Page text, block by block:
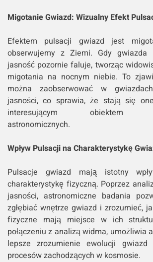
Migotanie Gwiazd: Wizualny Efekt
Efektem pulsacji gwiazd jest
obserwujemy z Ziemi. Gdy gwiazda
jasność pozornie faluje, tworząc
migotania na nocnym niebie. To
można zaobserwować w
jasności, co sprawia, że stają się
interesującym obiektem
astronomicznych.
Wpływ Pulsacji na Charakterystykę
Pulsacje gwiazd mają istotny
charakterystykę fizyczną. Poprzez
jasności, astronomiczne badania
zgłębiać wnętrze gwiazd i zrozumieć,
fizyczne mają miejsce w ich
połączeniu z analizą widma, umożliwia
lepsze zrozumienie ewolucji
procesów zachodzących w kosmosie.